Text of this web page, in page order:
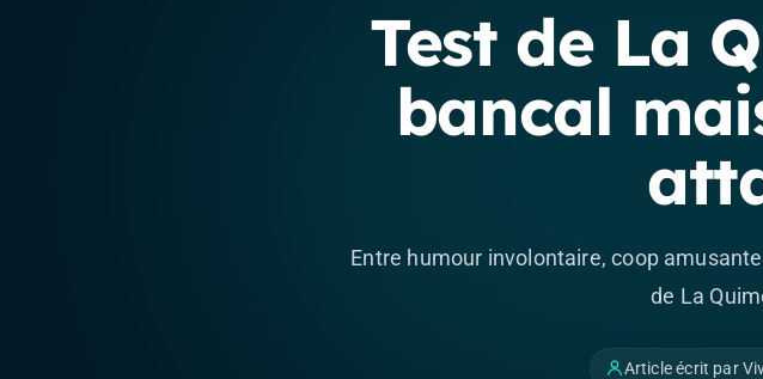
Test de La
bancal
Entre humour involontaire, coop
de La
Article écrit par